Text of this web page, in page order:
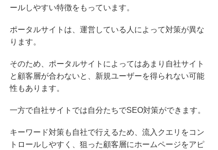
ールしやすい特徴をもっています。
ポータルサイトは、運営している人によって対策が異な
ります。
そのため、ポータルサイトによってはあまり自社サイト
と顧客層が合わないと、新規ユーザーを得られない可能
性もあります。
一方で自社サイトでは自分たちでSEO対策ができます。
キーワード対策も自社で行えるため、流入クエリをコン
トロールしやすく、狙った顧客層にホームページをアピ